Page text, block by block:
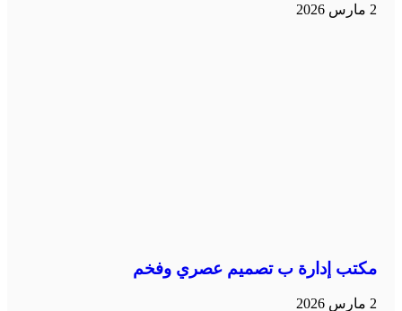
2 مارس 2026
مكتب إدارة ب تصميم عصري وفخم
2 مارس 2026